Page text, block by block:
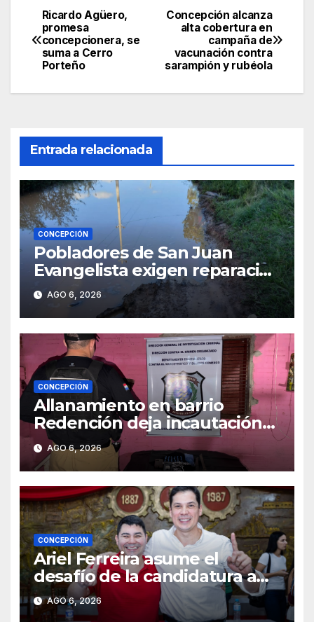
Navegación
de
Concepción alcanza
alta cobertura en
campaña de
vacunación contra
sarampión y rubéola
Ricardo Agüero,
promesa
concepcionera, se
suma a Cerro
Porteño
Entrada relacionada
CONCEPCIÓN
Pobladores de San Juan
Evangelista exigen reparación
urgente de caminos vecinales
AGO 6, 2026
CONCEPCIÓN
Allanamiento en barrio
Redención deja incautación
de presunta cocaína tipo
crack en Concepción
AGO 6, 2026
CONCEPCIÓN
Ariel Ferreira asume el
desafío de la candidatura a
concejal tras la renuncia de
Lourdes Carduz
AGO 6, 2026